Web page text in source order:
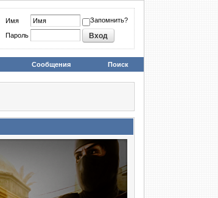
Имя Запомнить?
Пароль
Сообщения Поиск